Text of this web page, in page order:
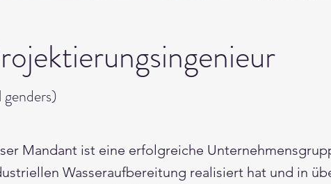
genders)
Mandant ist eine erfolgreiche
Wasseraufbereitung realisiert hat und in